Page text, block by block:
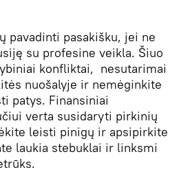
pavadinti pasakišku, jei ne
su profesine veikla. Šiuo
konfliktai, nesutarimai
nuošalyje ir nemėginkite
patys. Finansiniai
verta susidaryti pirkinių
leisti pinigų ir apsipirkite
laukia stebuklai ir linksmi